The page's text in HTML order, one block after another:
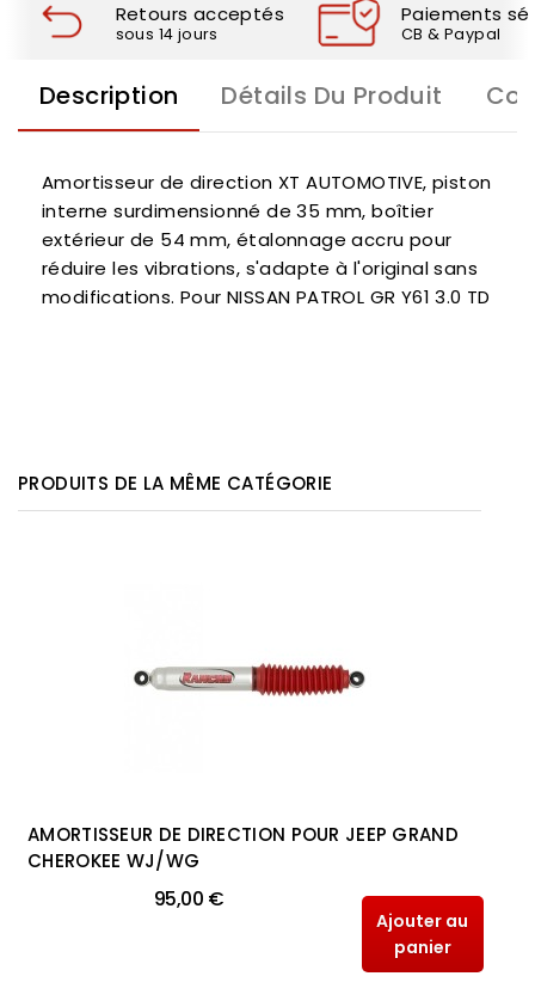
Retours acceptés
sous 14 jours
Paiements
CB & Paypal
Description Détails Du Produit
Amortisseur de direction XT AUTOMOTIVE, piston
interne surdimensionné de 35 mm, boîtier
extérieur de 54 mm, étalonnage accru pour
réduire les vibrations, s'adapte à l'original sans
modifications. Pour NISSAN PATROL GR Y61 3.0 TD
PRODUITS DE LA MÊME CATÉGORIE
AMORTISSEUR DE DIRECTION POUR JEEP GRAND
CHEROKEE WJ/WG
95,00 €
Ajouter au
panier